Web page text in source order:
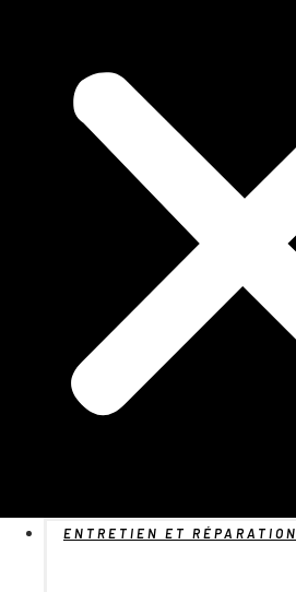
ENTRETIEN ET RÉPARATION